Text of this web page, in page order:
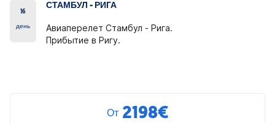
16
день
СТАМБУЛ - РИГА
Авиаперелет Стамбул - Рига.
Прибытие в Ригу.
От 2198€